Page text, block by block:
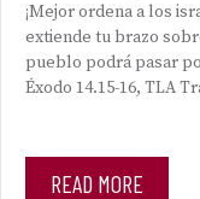
¡Mejor ordena a los
extiende tu brazo
pueblo podrá pasar
Éxodo 14.15-16, TLA
READ MORE